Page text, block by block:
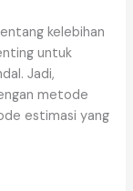
kelebihan
untuk
Jadi,
metode
estimasi yang